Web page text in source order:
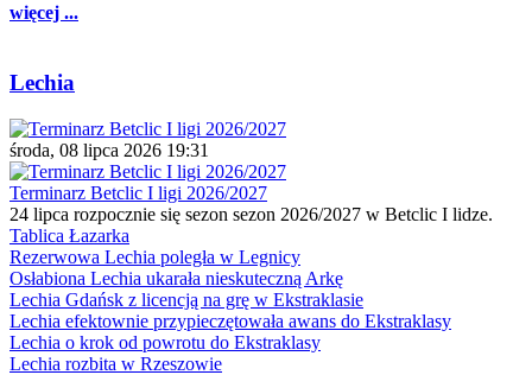
więcej ...
Lechia
środa, 08 lipca 2026 19:31
Terminarz Betclic I ligi 2026/2027
24 lipca rozpocznie się sezon sezon 2026/2027 w Betclic I lidze.
Tablica Łazarka
Rezerwowa Lechia poległa w Legnicy
Osłabiona Lechia ukarała nieskuteczną Arkę
Lechia Gdańsk z licencją na grę w Ekstraklasie
Lechia efektownie przypieczętowała awans do Ekstraklasy
Lechia o krok od powrotu do Ekstraklasy
Lechia rozbita w Rzeszowie